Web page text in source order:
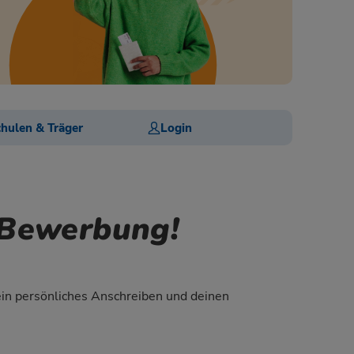
& Träger Login
persönliches Anschreiben und deinen